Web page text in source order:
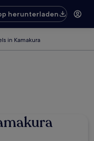
herunterladen
in Kamakura